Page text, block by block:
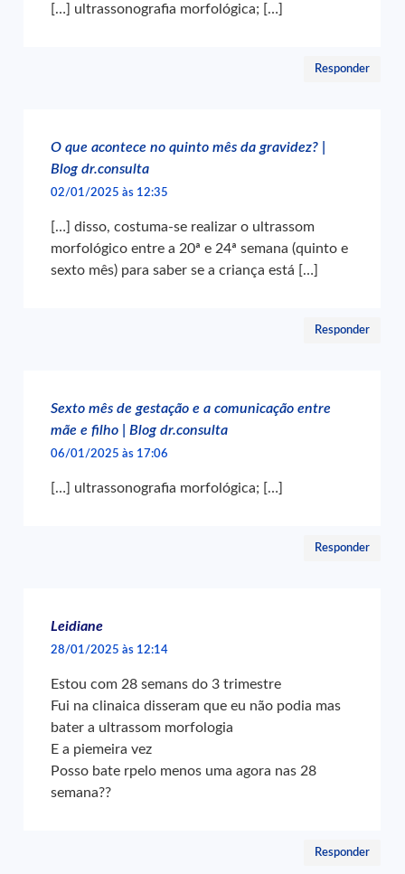
[…] ultrassonografia morfológica; […]
Responder
O que acontece no quinto mês da gravidez? |
Blog dr.consulta
02/01/2025 às 12:35
[…] disso, costuma-se realizar o ultrassom
morfológico entre a 20ª e 24ª semana (quinto e
sexto mês) para saber se a criança está […]
Responder
Sexto mês de gestação e a comunicação entre
mãe e filho | Blog dr.consulta
06/01/2025 às 17:06
[…] ultrassonografia morfológica; […]
Responder
Leidiane
28/01/2025 às 12:14
Estou com 28 semans do 3 trimestre
Fui na clinaica disseram que eu não podia mas
bater a ultrassom morfologia
E a piemeira vez
Posso bate rpelo menos uma agora nas 28
semana??
Responder